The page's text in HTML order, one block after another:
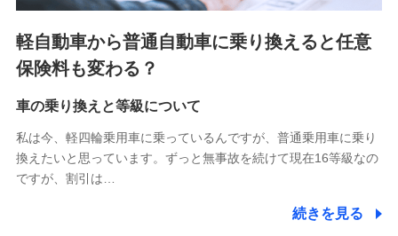
スマートプラス少額短期保険株式会社
チューリッヒ少額短期保険株式会社
(https://www.zurichssi.co.jp/)
(https://www.tokiomarine-x.co.jp/)
(https://pshoken.co.jp/)
リトルファミリー少額短期保険株式会社
(https://www.littlefamily-ssi.com/)
軽自動車から普通自動車に乗り換えると任意
保険料も変わる？
車の乗り換えと等級について
私は今、軽四輪乗用車に乗っているんですが、普通乗用車に乗り
換えたいと思っています。ずっと無事故を続けて現在16等級なの
ですが、割引は…
続きを見る